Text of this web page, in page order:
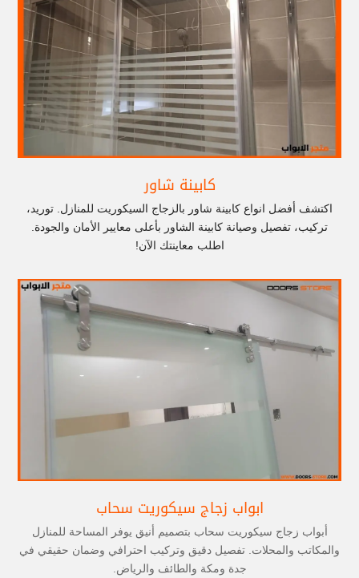
كابينة شاور
اكتشف أفضل انواع كابينة شاور بالزجاج السيكوريت للمنازل. توريد،
تركيب، تفصيل وصيانة كابينة الشاور بأعلى معايير الأمان والجودة.
اطلب معاينتك الآن!
ابواب زجاج سيكوريت سحاب
أبواب زجاج سيكوريت سحاب بتصميم أنيق يوفر المساحة للمنازل
والمكاتب والمحلات. تفصيل دقيق وتركيب احترافي وضمان حقيقي في
جدة ومكة والطائف والرياض.